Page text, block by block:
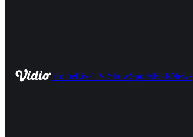
HomeLiveTV ShowSportsKidsNews